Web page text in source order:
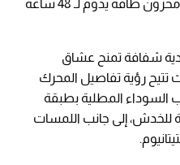
ذبذبة في الساعة، مما يضمن له مخزون طاقة يدوم لـ 48 ساعة
شفافة تمنح عشاق
تتيح رؤية تفاصيل المحرك
السوداء المطلية بطبقة
للخدش، إلى جانب اللمسات